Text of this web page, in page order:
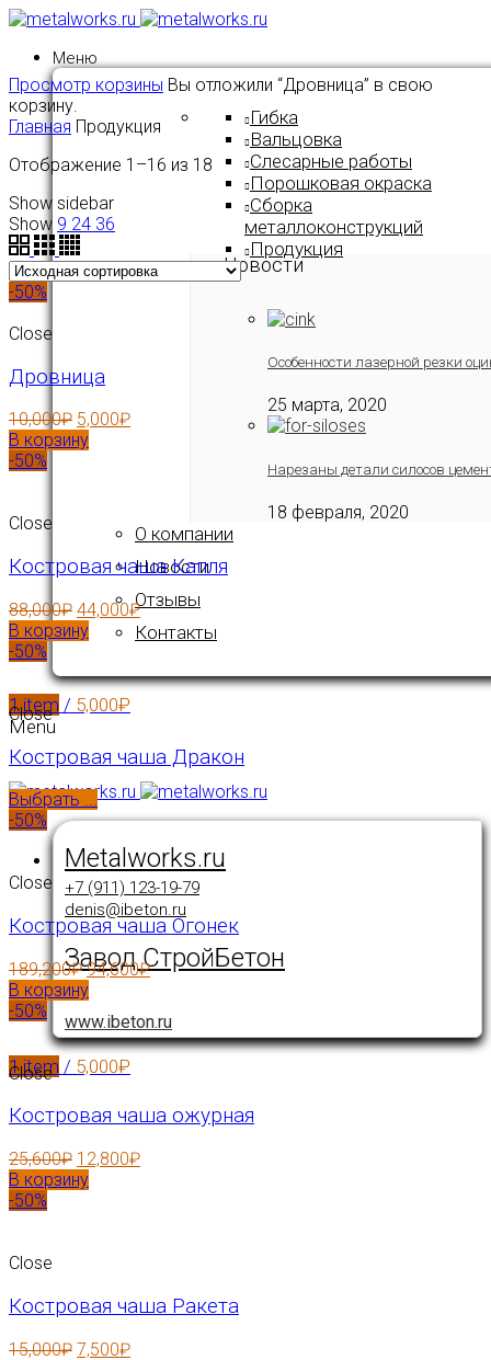
Меню
Гибка
Вальцовка
Слесарные работы
Порошковая окраска
Сборка
металлоконструкций
Продукция
Новости
Особенности лазерной резки
25 марта, 2020
Нарезаны детали силосов
18 февраля, 2020
О компании
Новости
Отзывы
Контакты
1item / 5,000₽
Menu
Metalworks.ru
+7 (911) 123-19-79
denis@ibeton.ru
Завод СтройБетон
www.ibeton.ru
1item / 5,000₽
Просмотр корзины Вы отложили “Дровница” в свою
корзину.
Главная Продукция
Отображение 1–16 из 18
Show sidebar
Show 9 24 36
-50%
Close
Дровница
10,000₽ 5,000₽
В корзину
-50%
Close
Костровая чаша Капля
88,000₽ 44,000₽
В корзину
-50%
Close
Костровая чаша Дракон
Выбрать ...
-50%
Close
Костровая чаша Огонек
189,200₽ 94,600₽
В корзину
-50%
Close
Костровая чаша ожурная
25,600₽ 12,800₽
В корзину
-50%
Close
Костровая чаша Ракета
15,000₽ 7,500₽